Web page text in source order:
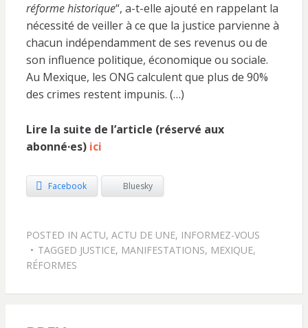
réforme historique“, a-t-elle ajouté en rappelant la
nécessité de veiller à ce que la justice parvienne à
chacun indépendamment de ses revenus ou de
son influence politique, économique ou sociale.
Au Mexique, les ONG calculent que plus de 90%
des crimes restent impunis. (…)
Lire la suite de l’article (réservé aux
abonné·es) ici
Facebook Bluesky
POSTED IN ACTU, ACTU DE UNE, INFORMEZ-VOUS
TAGGED JUSTICE, MANIFESTATIONS, MEXIQUE,
RÉFORMES